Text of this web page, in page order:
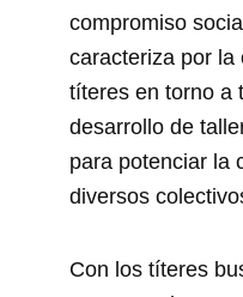
compromiso
caracteriza por la
títeres en torno a
desarrollo de
para potenciar la
diversos
Con los títeres